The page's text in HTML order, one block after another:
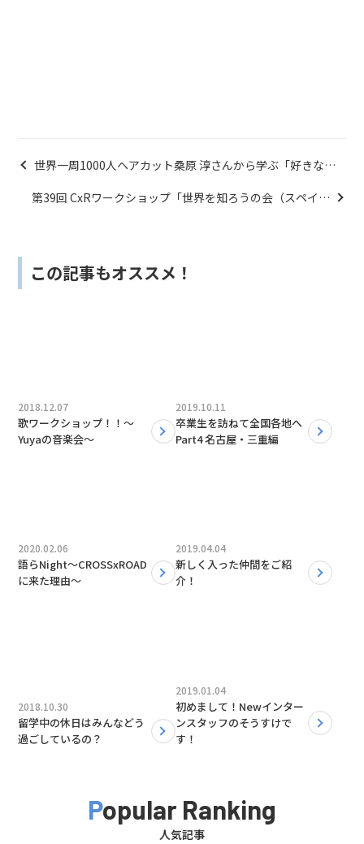
世界一周1000人ヘアカット桑原 淳さんから学ぶ「好きなこ
第39回 CxRワークショップ「世界を知ろうの会（スペイン
この記事もオススメ！
2018.12.07
歌ワークショップ！！〜
Yuyaの音楽会〜
2019.10.11
卒業生を訪ねて全国各地へ
Part4 名古屋・三重編
2020.02.06
語らNight〜CROSSxROAD
に来た理由〜
2019.04.04
新しく入った仲間をご紹
介！
2018.10.30
留学中の休日はみんなどう
過ごしているの？
2019.01.04
初めまして！Newインター
ンスタッフのそうすけで
す！
Popular Ranking
人気記事